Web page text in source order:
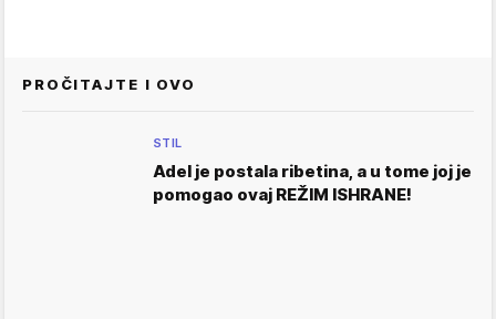
PROČITAJTE I OVO
STIL
Adel je postala ribetina, a u tome joj je
pomogao ovaj REŽIM ISHRANE!